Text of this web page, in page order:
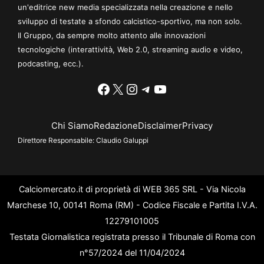
un'editrice new media specializzata nella creazione e nello
sviluppo di testate a sfondo calcistico-sportivo, ma non solo.
Il Gruppo, da sempre molto attento alle innovazioni
tecnologiche (interattività, Web 2.0, streaming audio e video,
podcasting, ecc.).
Facebook
X Instagram
Telegram
YouTube
Chi SiamoRedazioneDisclaimerPrivacy
Direttore Responsabile: Claudio Galuppi
Calciomercato.it di proprietà di WEB 365 SRL - Via Nicola
Marchese 10, 00141 Roma (RM) - Codice Fiscale e Partita I.V.A.
12279101005
Testata Giornalistica registrata presso il Tribunale di Roma con
n°57/2024 del 11/04/2024